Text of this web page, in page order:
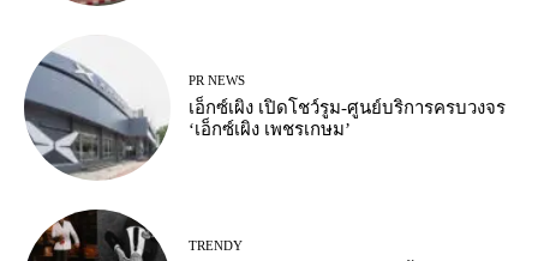
PR NEWS
เอ็กซ์เผิง เปิดโชว์รูม-ศูนย์บริการครบวงจร
‘เอ็กซ์เผิง เพชรเกษม’
TRENDY